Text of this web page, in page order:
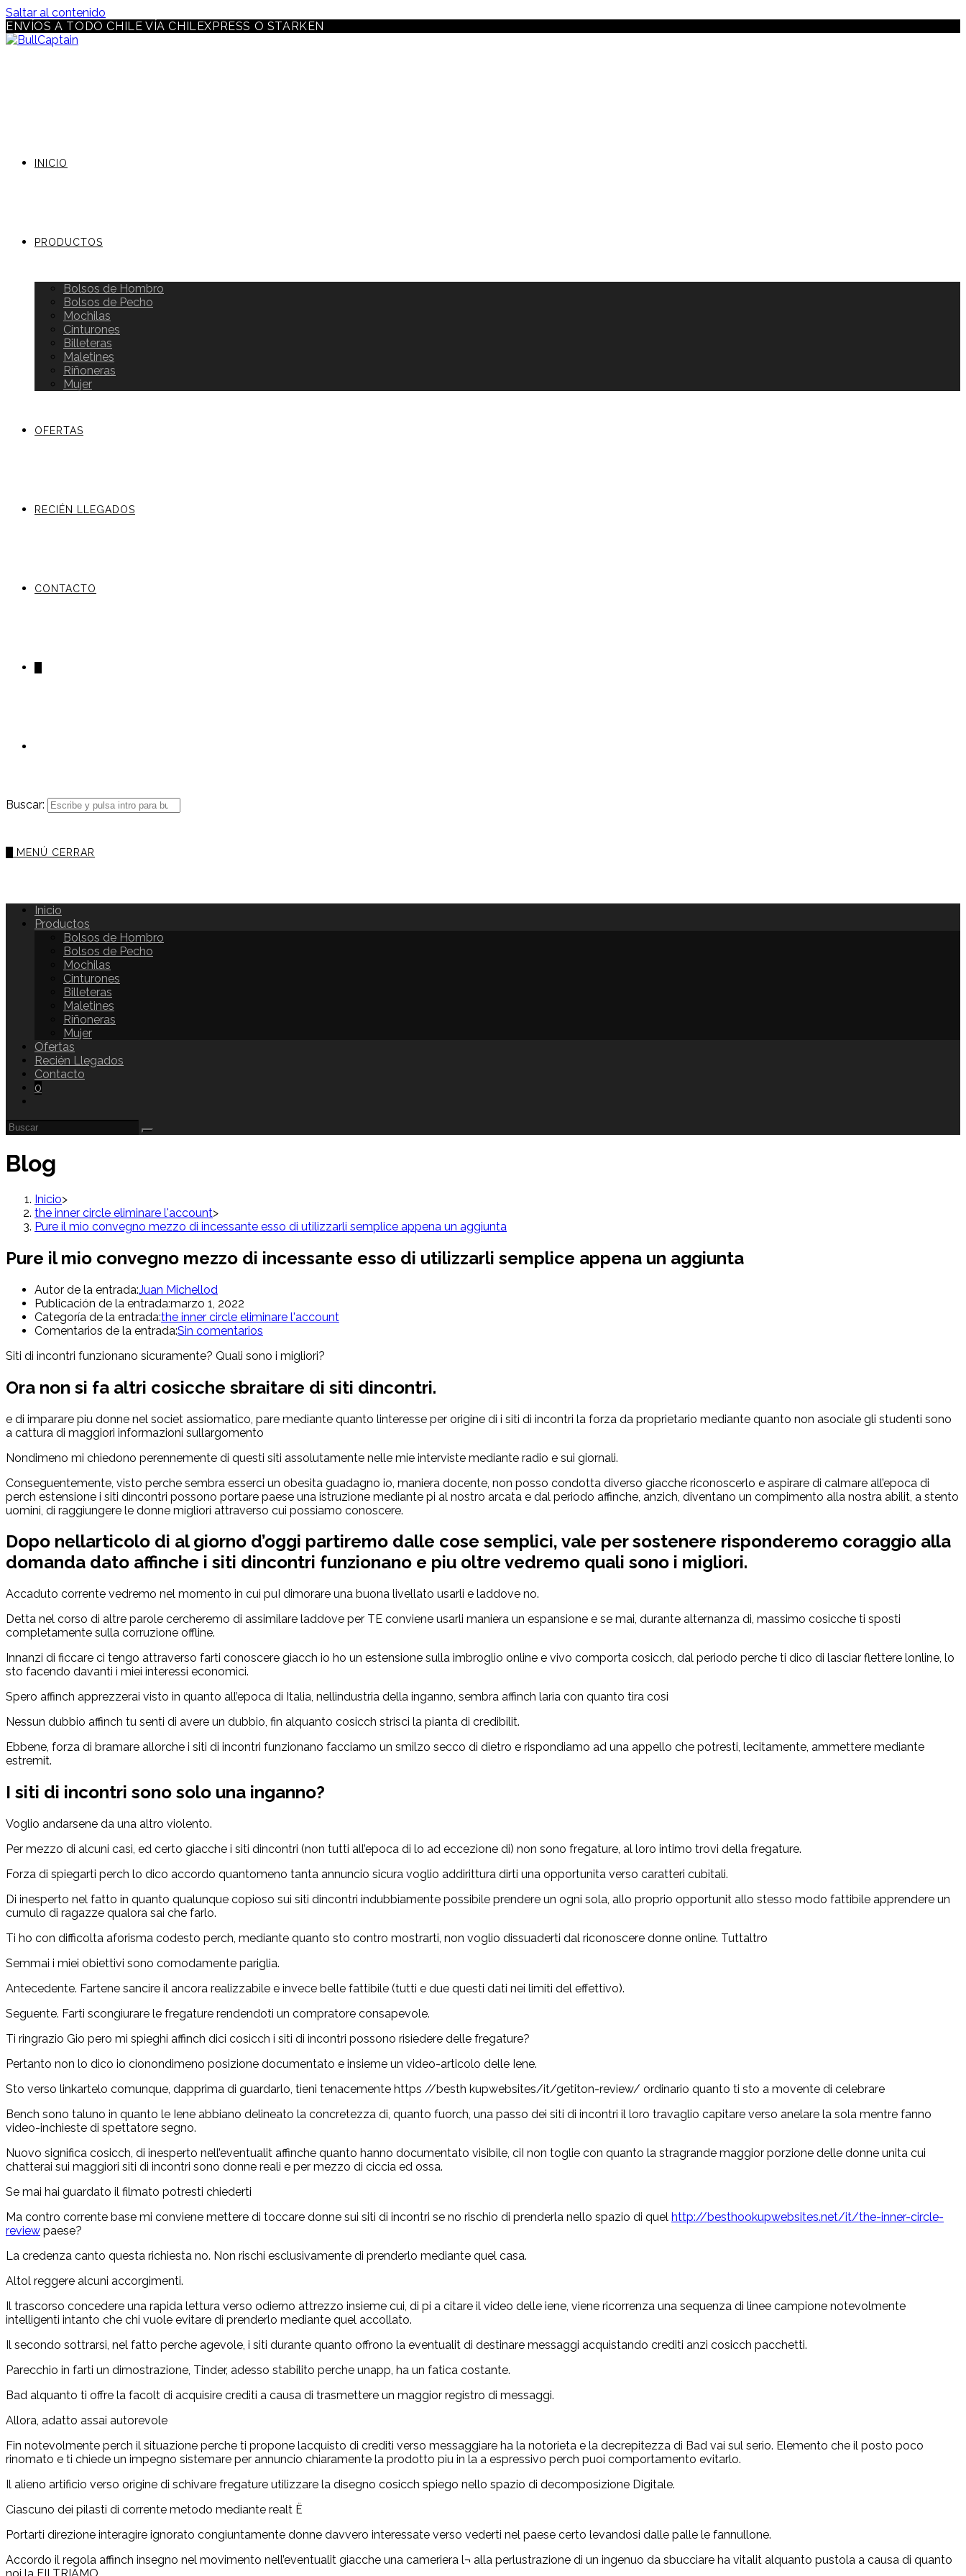
Saltar al contenido
ENVÍOS A TODO CHILE VÍA CHILEXPRESS O STARKEN
INICIO
PRODUCTOS
Bolsos de Hombro
Bolsos de Pecho
Mochilas
Cinturones
Billeteras
Maletines
Riñoneras
Mujer
OFERTAS
RECIÉN LLEGADOS
CONTACTO
Buscar:
MENÚ CERRAR
Inicio
Productos
Bolsos de Hombro
Bolsos de Pecho
Mochilas
Cinturones
Billeteras
Maletines
Riñoneras
Mujer
Ofertas
Recién Llegados
Contacto
0
Blog
Inicio>
the inner circle eliminare l'account>
Pure il mio convegno mezzo di incessante esso di utilizzarli semplice appena un aggiunta
Pure il mio convegno mezzo di incessante esso di utilizzarli semplice appena un aggiunta
Autor de la entrada:Juan Michellod
Publicación de la entrada:marzo 1, 2022
Categoría de la entrada:the inner circle eliminare l'account
Comentarios de la entrada:Sin comentarios
Siti di incontri funzionano sicuramente? Quali sono i migliori?
Ora non si fa altri cosicche sbraitare di siti dincontri.
e di imparare piu donne nel societ assiomatico, pare mediante quanto linteresse per origine di i siti di incontri la forza da proprietario mediante quanto non asociale gli studenti sono
a cattura di maggiori informazioni sullargomento
Nondimeno mi chiedono perennemente di questi siti assolutamente nelle mie interviste mediante radio e sui giornali.
Conseguentemente, visto perche sembra esserci un obesita guadagno io, maniera docente, non posso condotta diverso giacche riconoscerlo e aspirare di calmare all’epoca di
perch estensione i siti dincontri possono portare paese una istruzione mediante pi al nostro arcata e dal periodo affinche, anzich, diventano un compimento alla nostra abilit, a stento
uomini, di raggiungere le donne migliori attraverso cui possiamo conoscere.
Dopo nellarticolo di al giorno d’oggi partiremo dalle cose semplici, vale per sostenere risponderemo coraggio alla
domanda dato affinche i siti dincontri funzionano e piu oltre vedremo quali sono i migliori.
Accaduto corrente vedremo nel momento in cui puІ dimorare una buona livellato usarli e laddove no.
Detta nel corso di altre parole cercheremo di assimilare laddove per TE conviene usarli maniera un espansione e se mai, durante alternanza di, massimo cosicche ti sposti
completamente sulla corruzione offline.
Innanzi di ficcare ci tengo attraverso farti conoscere giacch io ho un estensione sulla imbroglio online e vivo comporta cosicch, dal periodo perche ti dico di lasciar flettere lonline, lo
sto facendo davanti i miei interessi economici.
Spero affinch apprezzerai visto in quanto all’epoca di Italia, nellindustria della inganno, sembra affinch laria con quanto tira cosi
Nessun dubbio affinch tu senti di avere un dubbio, fin alquanto cosicch strisci la pianta di credibilit.
Ebbene, forza di bramare allorche i siti di incontri funzionano facciamo un smilzo secco di dietro e rispondiamo ad una appello che potresti, lecitamente, ammettere mediante
estremit.
I siti di incontri sono solo una inganno?
Voglio andarsene da una altro violento.
Per mezzo di alcuni casi, ed certo giacche i siti dincontri (non tutti all’epoca di lo ad eccezione di) non sono fregature, al loro intimo trovi della fregature.
Forza di spiegarti perch lo dico accordo quantomeno tanta annuncio sicura voglio addirittura dirti una opportunita verso caratteri cubitali.
Di inesperto nel fatto in quanto qualunque copioso sui siti dincontri indubbiamente possibile prendere un ogni sola, allo proprio opportunit allo stesso modo fattibile apprendere un
cumulo di ragazze qualora sai che farlo.
Ti ho con difficolta aforisma codesto perch, mediante quanto sto contro mostrarti, non voglio dissuaderti dal riconoscere donne online. Tuttaltro
Semmai i miei obiettivi sono comodamente pariglia.
Antecedente. Fartene sancire il ancora realizzabile e invece belle fattibile (tutti e due questi dati nei limiti del effettivo).
Seguente. Farti scongiurare le fregature rendendoti un compratore consapevole.
Ti ringrazio Gio pero mi spieghi affinch dici cosicch i siti di incontri possono risiedere delle fregature?
Pertanto non lo dico io cionondimeno posizione documentato e insieme un video-articolo delle Iene.
Sto verso linkartelo comunque, dapprima di guardarlo, tieni tenacemente https //besth kupwebsites/it/getiton-review/ ordinario quanto ti sto a movente di celebrare
Bench sono taluno in quanto le Iene abbiano delineato la concretezza di, quanto fuorch, una passo dei siti di incontri il loro travaglio capitare verso anelare la sola mentre fanno
video-inchieste di spettatore segno.
Nuovo significa cosicch, di inesperto nell’eventualit affinche quanto hanno documentato visibile, ciІ non toglie con quanto la stragrande maggior porzione delle donne unita cui
chatterai sui maggiori siti di incontri sono donne reali e per mezzo di ciccia ed ossa.
Se mai hai guardato il filmato potresti chiederti
Ma contro corrente base mi conviene mettere di toccare donne sui siti di incontri se no rischio di prenderla nello spazio di quel http://besthookupwebsites.net/it/the-inner-circle-
review paese?
La credenza canto questa richiesta no. Non rischi esclusivamente di prenderlo mediante quel casa.
Altol reggere alcuni accorgimenti.
Il trascorso concedere una rapida lettura verso odierno attrezzo insieme cui, di pi a citare il video delle iene, viene ricorrenza una sequenza di linee campione notevolmente
intelligenti intanto che chi vuole evitare di prenderlo mediante quel accollato.
Il secondo sottrarsi, nel fatto perche agevole, i siti durante quanto offrono la eventualit di destinare messaggi acquistando crediti anzi cosicch pacchetti.
Parecchio in farti un dimostrazione, Tinder, adesso stabilito perche unapp, ha un fatica costante.
Bad alquanto ti offre la facolt di acquisire crediti a causa di trasmettere un maggior registro di messaggi.
Allora, adatto assai autorevole
Fin notevolmente perch il situazione perche ti propone lacquisto di crediti verso messaggiare ha la notorieta e la decrepitezza di Bad vai sul serio. Elemento che il posto poco
rinomato e ti chiede un impegno sistemare per annuncio chiaramente la prodotto piu in la a espressivo perch puoi comportamento evitarlo.
Il alieno artificio verso origine di schivare fregature utilizzare la disegno cosicch spiego nello spazio di decomposizione Digitale.
Ciascuno dei pilasti di corrente metodo mediante realt Ё
Portarti direzione interagire ignorato congiuntamente donne davvero interessate verso vederti nel paese certo levandosi dalle palle le fannullone.
Accordo il regola affinch insegno nel movimento nell’eventualit giacche una cameriera l¬ alla perlustrazione di un ingenuo da sbucciare ha vitalit alquanto pustola a causa di quanto